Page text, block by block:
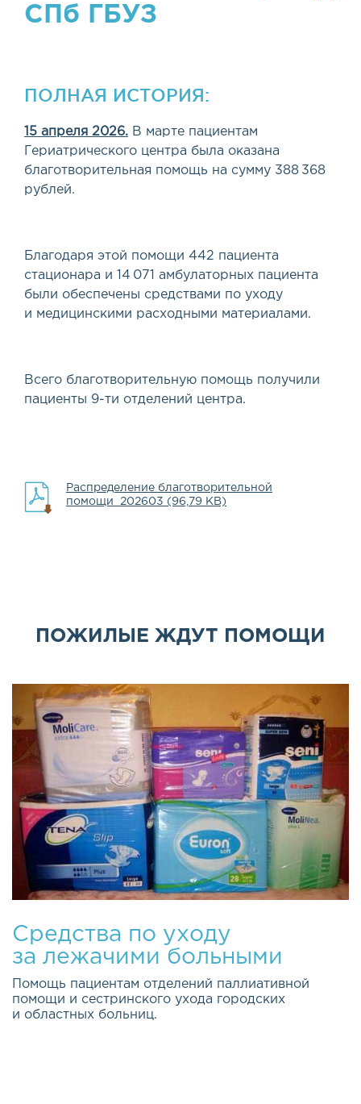
СПб ГБУЗ
ПОЛНАЯ ИСТОРИЯ:
15 апреля 2026. В марте пациентам
Гериатрического центра была оказана
благотворительная помощь на сумму 388 368
рублей.
Благодаря этой помощи 442 пациента
стационара и 14 071 амбулаторных пациента
были обеспечены средствами по уходу
и медицинскими расходными материалами.
Всего благотворительную помощь получили
пациенты 9-ти отделений центра.
Распределение благотворительной
помощи_202603 (96,79 KB)
ПОЖИЛЫЕ ЖДУТ ПОМОЩИ
Средства по уходу
за лежачими больными
Помощь пациентам отделений паллиативной
помощи и сестринского ухода городских
и областных больниц.